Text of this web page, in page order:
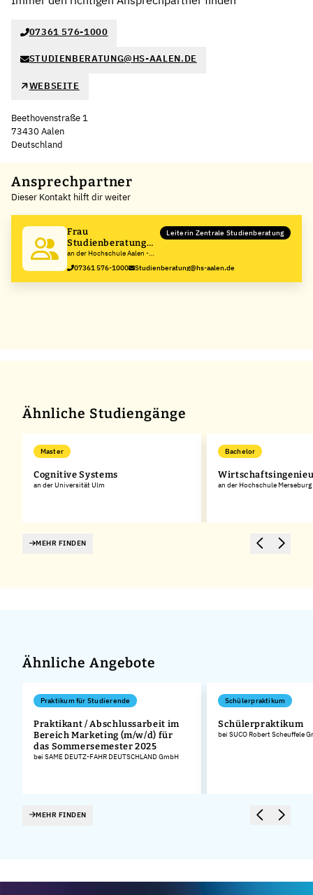
07361 576-1000
STUDIENBERATUNG@HS-AALEN.DE
WEBSEITE
Beethovenstraße 1
73430 Aalen
Deutschland
+
−
Ansprechpartner
Dieser Kontakt hilft dir weiter
Frau
Studienberatung
Zentrale
an der Hochschule Aalen -
Technik, Wirtschaft und
Gesundheit
Leiterin Zentrale Studienberatung
07361 576-1000 Studienberatung@hs-aalen.de
Ähnliche Studiengänge
Master
Cognitive Systems
an der Universität Ulm
Bachelor
an der Hochschule Merseburg
MEHR FINDEN
Ähnliche Angebote
Praktikum für Studierende
Praktikant / Abschlussarbeit im
Bereich Marketing (m/w/d) für
das Sommersemester 2025
bei SAME DEUTZ-FAHR DEUTSCHLAND GmbH
Schülerpraktikum
Schülerpraktikum
bei SUCO Robert Scheuffele
MEHR FINDEN